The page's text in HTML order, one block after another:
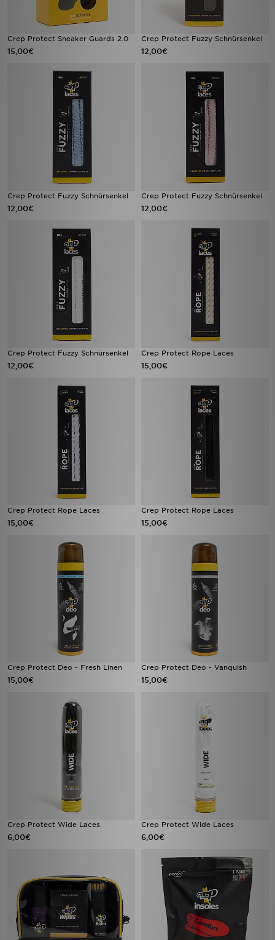
Crep Protect Sneaker Guards 2.0
15,00€
Crep Protect Fuzzy Schnürsenkel
12,00€
Crep Protect Fuzzy Schnürsenkel
12,00€
Crep Protect Fuzzy Schnürsenkel
12,00€
Crep Protect Fuzzy Schnürsenkel
12,00€
Crep Protect Rope Laces
15,00€
Crep Protect Rope Laces
15,00€
Crep Protect Rope Laces
15,00€
Crep Protect Deo - Fresh Linen
15,00€
Crep Protect Deo - Vanquish
15,00€
Crep Protect Wide Laces
6,00€
Crep Protect Wide Laces
6,00€